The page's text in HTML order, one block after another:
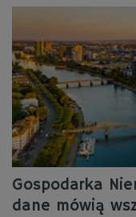
Gospodarka
dane mówią